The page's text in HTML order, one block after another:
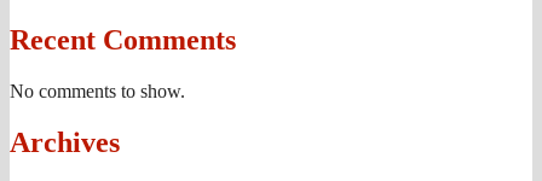
Recent Comments
No comments to show.
Archives